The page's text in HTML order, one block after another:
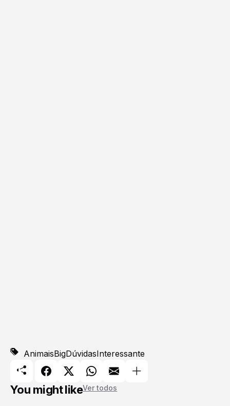
AnimaisBigDúvidasInteressante
You might likeVer todos